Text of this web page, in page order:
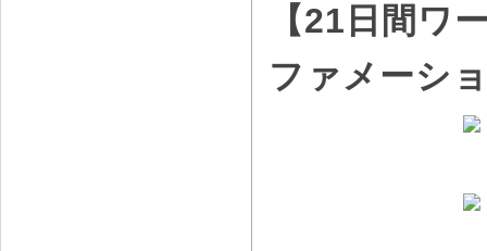
【21日間ワ
ファメーシ